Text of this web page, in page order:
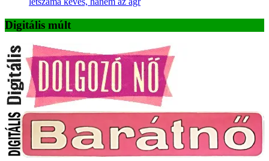
Digitális múlt